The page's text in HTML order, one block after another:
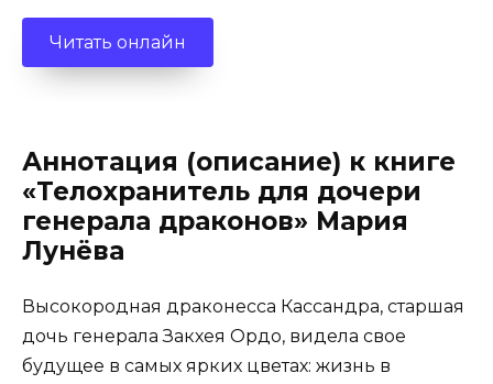
Читать онлайн
Аннотация (описание) к книге
«Телохранитель для дочери
генерала драконов» Мария
Лунёва
Высокородная драконесса Кассандра, старшая
дочь генерала Закхея Ордо, видела свое
будущее в самых ярких цветах: жизнь в